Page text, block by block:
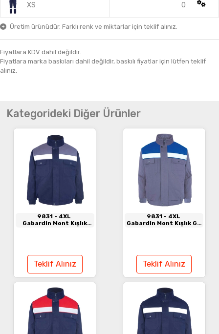
XS 0
Üretim ürünüdür. Farklı renk ve miktarlar için teklif alınız.
Fiyatlara KDV dahil değildir.
Fiyatlara marka baskıları dahil değildir, baskılı fiyatlar için lütfen teklif
alınız.
Kategorideki Diğer Ürünler
9831 - 4XL
Gabardin Mont Kışlık
Teklif Alınız
9831 - 4XL
Gabardin Mont Kışlık Gri
Teklif Alınız